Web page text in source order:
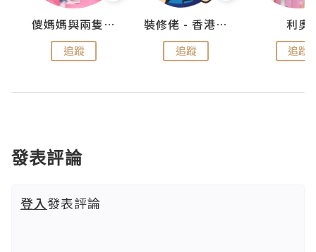
儍媽媽與兩隻小魔怪之家
追蹤
裝修佬 - 香港一站式網上裝修平台
追蹤
利奧
追蹤
發表評論
登入發表評論